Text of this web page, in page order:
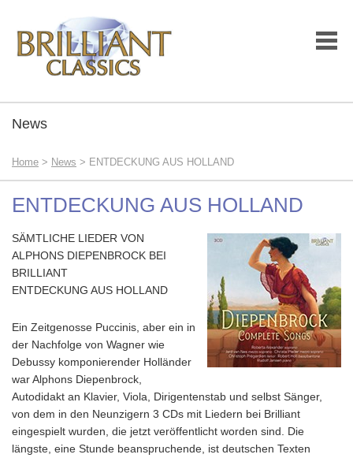
News
Home > News > ENTDECKUNG AUS HOLLAND
ENTDECKUNG AUS HOLLAND
SÄMTLICHE LIEDER VON
ALPHONS DIEPENBROCK BEI
BRILLIANT
ENTDECKUNG AUS HOLLAND
Ein Zeitgenosse Puccinis, aber ein in
der Nachfolge von Wagner wie
Debussy komponierender Holländer
war Alphons Diepenbrock,
Autodidakt an Klavier, Viola, Dirigentenstab und selbst Sänger,
von dem in den Neunzigern 3 CDs mit Liedern bei Brilliant
eingespielt wurden, die jetzt veröffentlicht worden sind. Die
längste, eine Stunde beanspruchende, ist deutschen Texten